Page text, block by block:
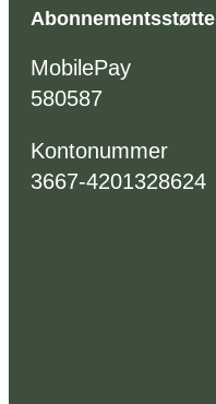
Abonnementsstøtte
MobilePay
580587
Kontonummer
3667-4201328624